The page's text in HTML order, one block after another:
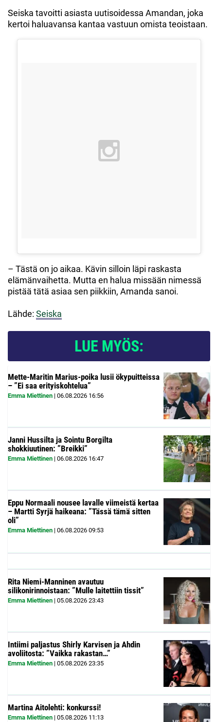
Seiska tavoitti asiasta uutisoidessa Amandan, joka
kertoi haluavansa kantaa vastuun omista teoistaan.
– Tästä on jo aikaa. Kävin silloin läpi raskasta
elämänvaihetta. Mutta en halua missään nimessä
pistää tätä asiaa sen piikkiin, Amanda sanoi.
Lähde: Seiska
LUE MYÖS:
Mette-Maritin Marius-poika lusii ökypuitteissa
– ”Ei saa erityiskohtelua”
Emma Miettinen | 06.08.2026 16:56
Janni Hussilta ja Sointu Borgilta
shokkiuutinen: ”Breikki”
Emma Miettinen | 06.08.2026 16:47
Eppu Normaali nousee lavalle viimeistä kertaa
– Martti Syrjä haikeana: ”Tässä tämä sitten
oli”
Emma Miettinen | 06.08.2026 09:53
Rita Niemi-Manninen avautuu
silikonirinnoistaan: ”Mulle laitettiin tissit”
Emma Miettinen | 05.08.2026 23:43
Intiimi paljastus Shirly Karvisen ja Ahdin
avoliitosta: ”Vaikka rakastan…”
Emma Miettinen | 05.08.2026 23:35
Martina Aitolehti: konkurssi!
Emma Miettinen | 05.08.2026 11:13